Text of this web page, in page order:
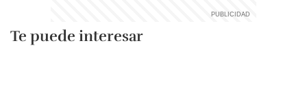
Te puede interesar